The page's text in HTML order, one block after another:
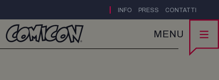
INFO PRESS CONTATTI
MENU